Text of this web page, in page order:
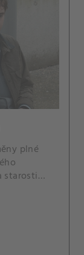
plné
starosti